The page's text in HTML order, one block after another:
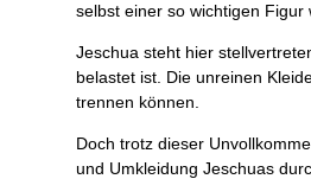
selbst einer so wichtigen Figur
Jeschua steht hier
belastet ist. Die unreinen
trennen können.
Doch trotz dieser
und Umkleidung Jeschuas